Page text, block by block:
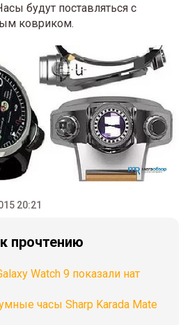
будут поставляться с
ковриком.
20:21
прочтению
Watch 9 показали нат
часы Sharp Karada Mate